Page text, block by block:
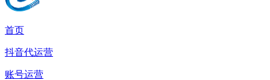
首页
抖音代运营
账号运营